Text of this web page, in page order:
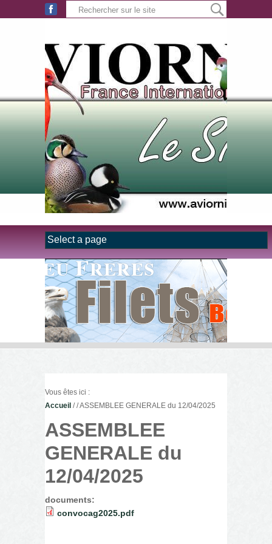
Aller au contenu principal
Vous êtes ici :
Accueil // ASSEMBLEE GENERALE du 12/04/2025
ASSEMBLEE
GENERALE du
12/04/2025
documents:
convocag2025.pdf